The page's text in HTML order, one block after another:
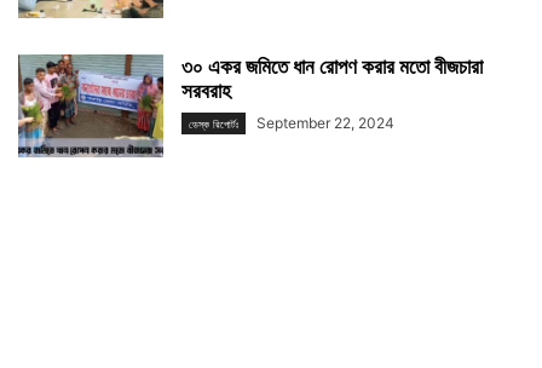
৩০ একর জমিতে ধান রোপণ করার মতো বীজচারা
সরবরাহ
ডেস্ক রিপোর্টঃ September 22, 2024